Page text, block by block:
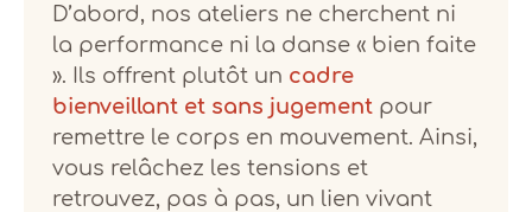
D’abord, nos ateliers ne cherchent ni
la performance ni la danse « bien faite
». Ils offrent plutôt un cadre
bienveillant et sans jugement pour
remettre le corps en mouvement. Ainsi,
vous relâchez les tensions et
retrouvez, pas à pas, un lien vivant